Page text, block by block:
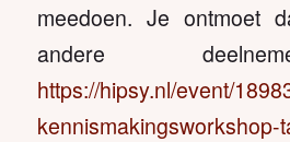
meedoen. Je ontmoet
andere
https://hipsy.nl/event/
kennismakingsworkshop-